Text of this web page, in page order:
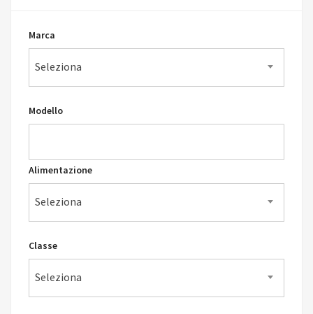
Marca
Seleziona
Modello
Alimentazione
Seleziona
Classe
Seleziona